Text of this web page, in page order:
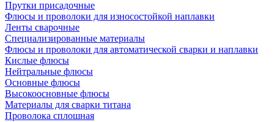
Прутки присадочные
Флюсы и проволоки для износостойкой наплавки
Ленты сварочные
Специализированные материалы
Флюсы и проволоки для автоматической сварки и наплавки
Кислые флюсы
Нейтральные флюсы
Основные флюсы
Высокоосновные флюсы
Материалы для сварки титана
Проволока сплошная